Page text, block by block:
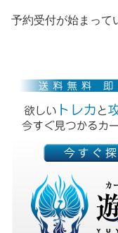
予約受付が始まって